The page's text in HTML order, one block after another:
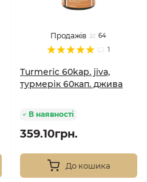
1
Продажів 64
Turmeric 60kap. jiva,
турмерік 60кап. джива
В наявності
359.10грн.
До кошика